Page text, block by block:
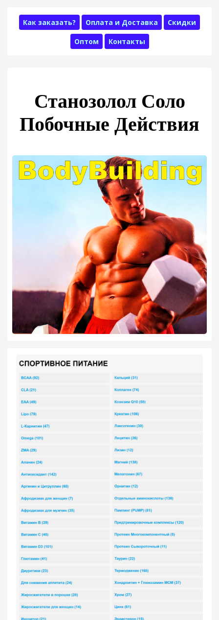
Как заказать? Оплата и Доставка Скидки
Оптом Контакты
Станозолол Соло
Побочные Действия